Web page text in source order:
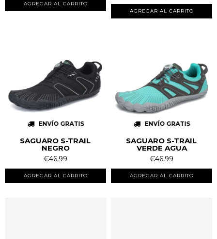
AGREGAR AL CARRITO
AGREGAR AL CARRITO
ENVÍO GRATIS
SAGUARO S-TRAIL
NEGRO
€46,99
AGREGAR AL CARRITO
ENVÍO GRATIS
SAGUARO S-TRAIL
VERDE AGUA
€46,99
AGREGAR AL CARRITO